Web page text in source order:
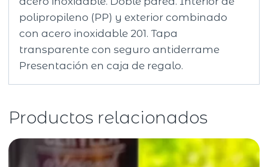
polipropileno (PP) y exterior combinado
con acero inoxidable 201. Tapa
transparente con seguro antiderrame
Presentación en caja de regalo.
Productos relacionados